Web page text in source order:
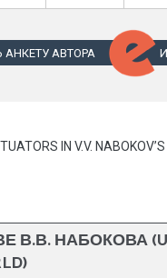
АВТОРА
IN V.V. NABOKOV’S
(USE